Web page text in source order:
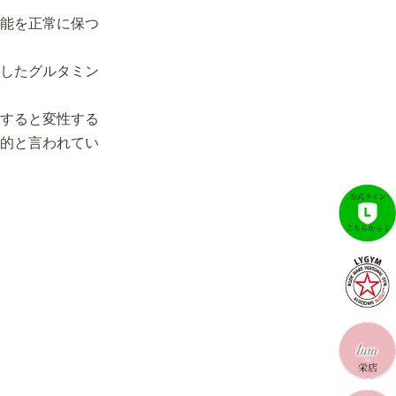
を正常に保つ
たグルタミン
ると変性する
と言われてい